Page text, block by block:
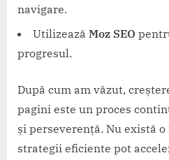
navigare.
Utilizează Moz SEO
progresul.
După cum am văzut,
pagini este un proces
și perseverență. Nu există
strategii eficiente pot